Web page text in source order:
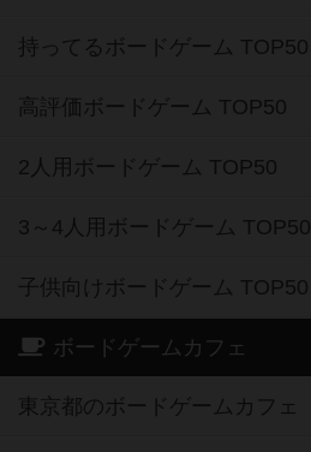
持ってるボードゲーム TOP50
高評価ボードゲーム TOP50
2人用ボードゲーム TOP50
3～4人用ボードゲーム TOP50
子供向けボードゲーム TOP50
ボードゲームカフェ
東京都のボードゲームカフェ